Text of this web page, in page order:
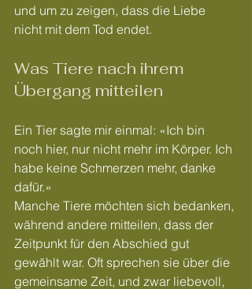
und um zu zeigen, dass die Liebe
nicht mit dem Tod endet.
Was Tiere nach ihrem
Übergang mitteilen
Ein Tier sagte mir einmal: «Ich bin
noch hier, nur nicht mehr im Körper. Ich
habe keine Schmerzen mehr, danke
dafür.»
Manche Tiere möchten sich bedanken,
während andere mitteilen, dass der
Zeitpunkt für den Abschied gut
gewählt war. Oft sprechen sie über die
gemeinsame Zeit, und zwar liebevoll,